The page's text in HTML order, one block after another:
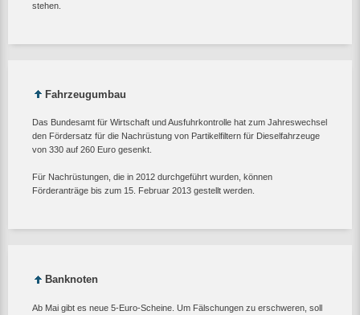
stehen.
Fahrzeugumbau
Das Bundesamt für Wirtschaft und Ausfuhrkontrolle hat zum Jahreswechsel
den Fördersatz für die Nachrüstung von Partikelfiltern für Dieselfahrzeuge
von 330 auf 260 Euro gesenkt.
Für Nachrüstungen, die in 2012 durchgeführt wurden, können
Förderanträge bis zum 15. Februar 2013 gestellt werden.
Banknoten
Ab Mai gibt es neue 5-Euro-Scheine. Um Fälschungen zu erschweren, soll